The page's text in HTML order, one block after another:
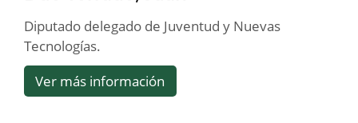
Diputado delegado de Juventud y Nuevas
Tecnologías.
Ver más información